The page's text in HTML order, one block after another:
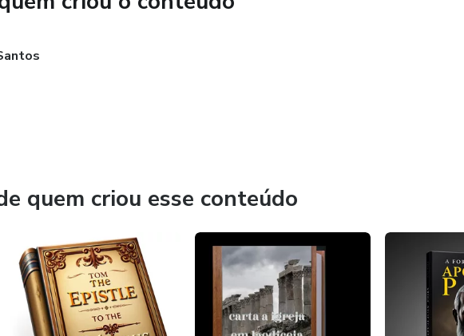
Paulo. Prepare-se para ser desafiado e inspirado pela jornada deste homem que
quem criou esse conteúdo